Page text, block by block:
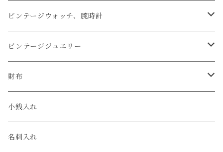
アップルウォッチベルト
コードバン
クロコダイル
エコレザー
エレファント
ビンテージウォッチ、腕時計
オメガ / OMEGA
ユリスナルダン / ULYSSE NARDIN
セイコー / SEIKO
ルミノックス / LUMINOX
ビンテージジュエリー
カルティエ / Cartier
財布
コンパクト
長財布
小銭入れ
名刺入れ